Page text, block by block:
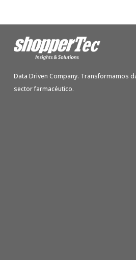
Data Driven Company. Transformamos
sector farmacéutico.